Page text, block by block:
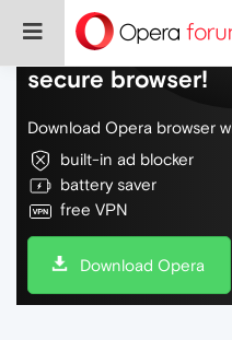
Do more on the
secure browser!
Download Opera browser
built-in ad blocker
battery saver
free VPN
Download Opera